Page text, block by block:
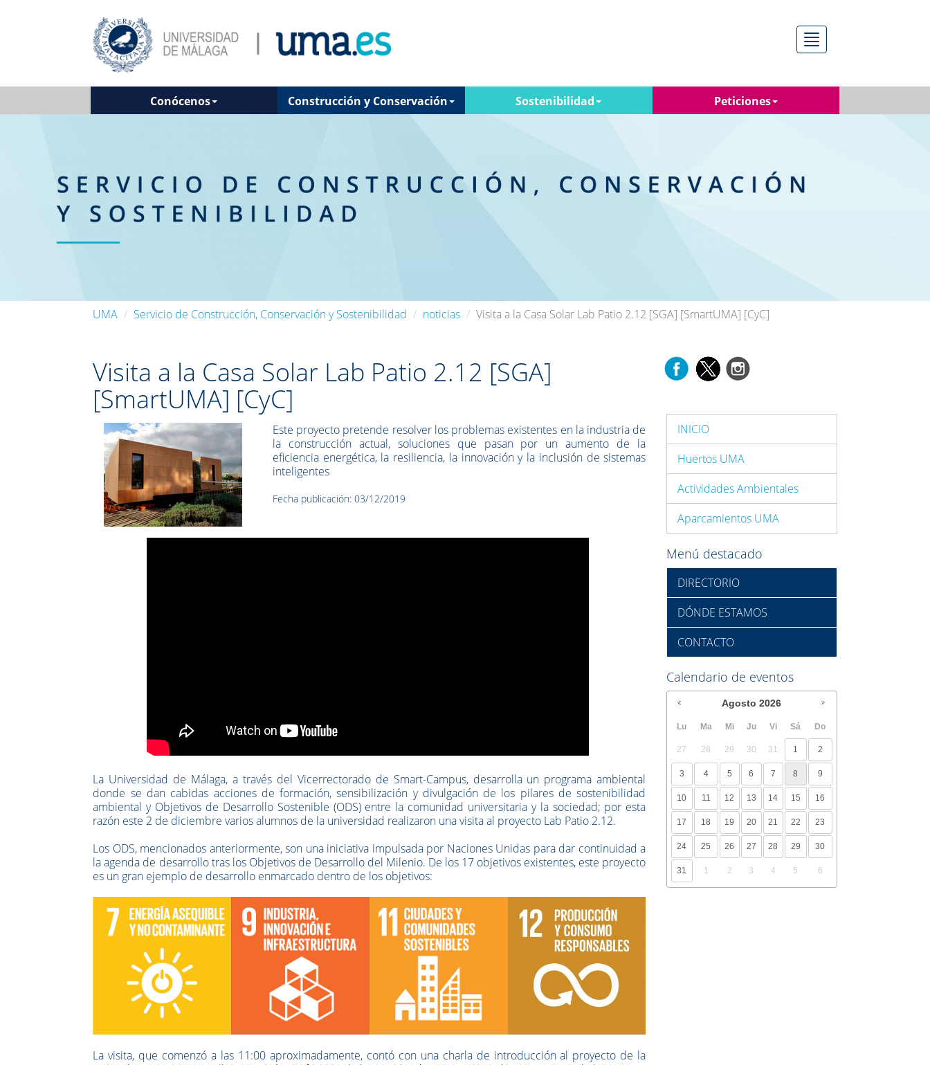
Menú
Conócenos Construcción y Conservación Sostenibilidad Peticiones
UMA Servicio de Construcción, Conservación y Sostenibilidad noticias Visita a la Casa Solar Lab Patio 2.12 [SGA] [SmartUMA] [CyC]
Visita a la Casa Solar Lab Patio 2.12 [SGA]
[SmartUMA] [CyC]
Este proyecto pretende resolver los problemas existentes en la industria de
la construcción actual, soluciones que pasan por un aumento de la
eficiencia energética, la resiliencia, la innovación y la inclusión de sistemas
inteligentes
Fecha publicación: 03/12/2019
La Universidad de Málaga, a través del Vicerrectorado de Smart-Campus, desarrolla un programa ambiental
donde se dan cabidas acciones de formación, sensibilización y divulgación de los pilares de sostenibilidad
ambiental y Objetivos de Desarrollo Sostenible (ODS) entre la comunidad universitaria y la sociedad; por esta
razón este 2 de diciembre varios alumnos de la universidad realizaron una visita al proyecto Lab Patio 2.12.
Los ODS, mencionados anteriormente, son una iniciativa impulsada por Naciones Unidas para dar continuidad a
la agenda de desarrollo tras los Objetivos de Desarrollo del Milenio. De los 17 objetivos existentes, este proyecto
es un gran ejemplo de desarrollo enmarcado dentro de los objetivos:
La visita, que comenzó a las 11:00 aproximadamente, contó con una charla de introducción al proyecto de la
INICIO
Huertos UMA
Actividades Ambientales
Aparcamientos UMA
Menú destacado
DIRECTORIO
DÓNDE ESTAMOS
CONTACTO
Calendario de eventos
Agosto 2026
Lu Ma Mi Ju Vi Sá Do
27 28 29 30 31 1 2
3 4 5 6 7 8 9
10 11 12 13 14 15 16
17 18 19 20 21 22 23
24 25 26 27 28 29 30
31 1 2 3 4 5 6